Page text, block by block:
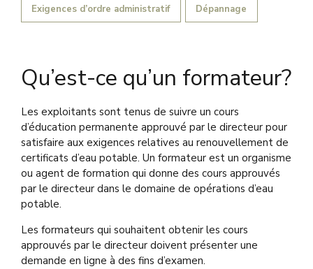
Exigences d’ordre administratif Dépannage
Qu’est-ce qu’un formateur?
Les exploitants sont tenus de suivre un cours
d’éducation permanente approuvé par le directeur pour
satisfaire aux exigences relatives au renouvellement de
certificats d’eau potable. Un formateur est un organisme
ou agent de formation qui donne des cours approuvés
par le directeur dans le domaine de opérations d’eau
potable.
Les formateurs qui souhaitent obtenir les cours
approuvés par le directeur doivent présenter une
demande en ligne à des fins d’examen.